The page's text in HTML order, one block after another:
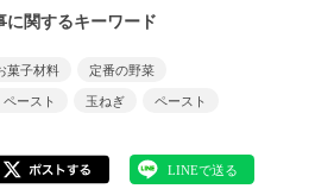
に関するキーワード
菓子材料
定番の野菜
ースト
玉ねぎ ペースト